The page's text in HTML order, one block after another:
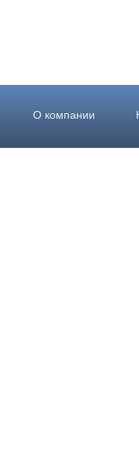
О компании